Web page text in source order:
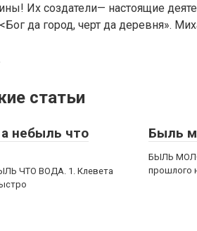
Их создатели— настоящие
да город, черт да деревня».
статьи
небыль что
ЧТО ВОДА. 1. Клевета
Быль
БЫЛЬ
прошлого